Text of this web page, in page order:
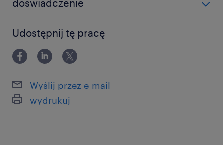
doświadczenie
Udostępnij tę pracę
Wyślij przez e-mail
wydrukuj